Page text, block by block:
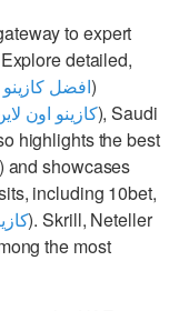
to expert
detailed,
افضل)
كازينو اون), Saudi
highlights the best
) and showcases
including 10bet,
). Skrill, Neteller
the most